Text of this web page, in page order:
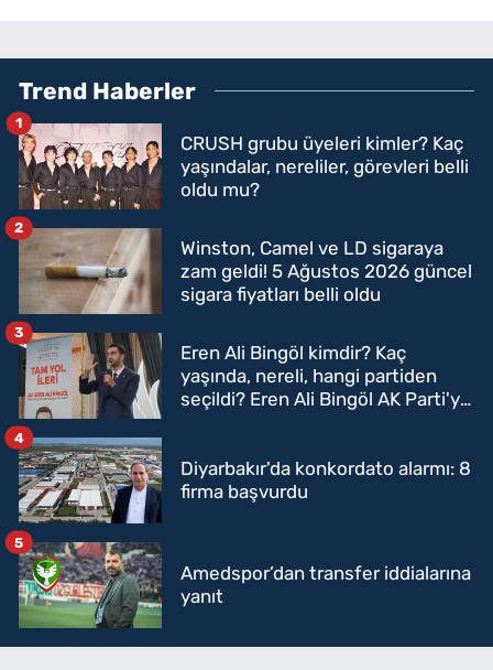
Trend Haberler
CRUSH grubu üyeleri kimler? Kaç
yaşındalar, nereliler, görevleri belli
oldu mu?
1
Winston, Camel ve LD sigaraya
zam geldi! 5 Ağustos 2026 güncel
sigara fiyatları belli oldu
2
Eren Ali Bingöl kimdir? Kaç
yaşında, nereli, hangi partiden
seçildi? Eren Ali Bingöl AK Parti'ye
3
Diyarbakır'da konkordato alarmı: 8
firma başvurdu
4
Amedspor’dan transfer iddialarına
yanıt
5